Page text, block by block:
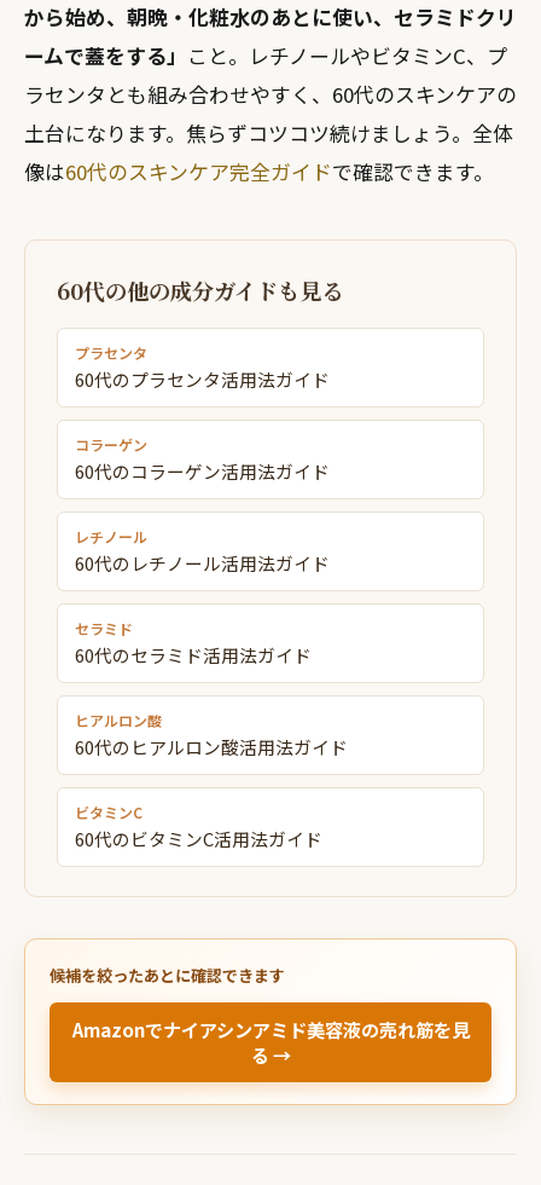
から始め、朝晩・化粧水のあとに使い、セラミドクリ
ームで蓋をする」 こと。レチノールやビタミンC、プ
ラセンタとも組み合わせやすく、60代のスキンケアの
土台になります。焦らずコツコツ続けましょう。全体
像は60代のスキンケア完全ガイドで確認できます。
60代の他の成分ガイドも見る
プラセンタ
60代のプラセンタ活用法ガイド
コラーゲン
60代のコラーゲン活用法ガイド
レチノール
60代のレチノール活用法ガイド
セラミド
60代のセラミド活用法ガイド
ヒアルロン酸
60代のヒアルロン酸活用法ガイド
ビタミンC
60代のビタミンC活用法ガイド
候補を絞ったあとに確認できます
Amazonでナイアシンアミド美容液の売れ筋を見
る →